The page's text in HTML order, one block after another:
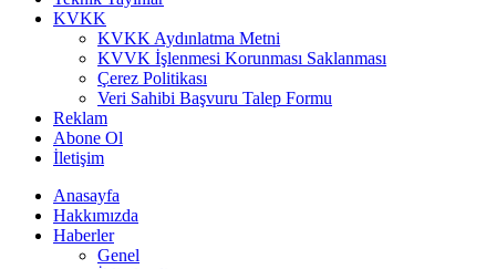
KVKK
KVKK Aydınlatma Metni
KVVK İşlenmesi Korunması Saklanması
Çerez Politikası
Veri Sahibi Başvuru Talep Formu
Reklam
Abone Ol
İletişim
Anasayfa
Hakkımızda
Haberler
Genel